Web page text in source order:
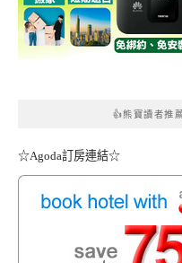
👍熊寶讀者推
☆Agoda訂房連結☆